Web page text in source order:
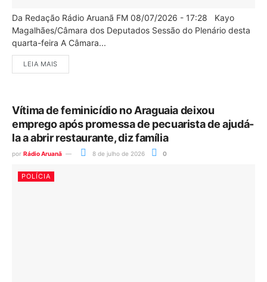
Da Redação Rádio Aruanã FM 08/07/2026 - 17:28 Kayo
Magalhães/Câmara dos Deputados Sessão do Plenário desta
quarta-feira A Câmara...
LEIA MAIS
Vítima de feminicídio no Araguaia deixou
emprego após promessa de pecuarista de ajudá-
la a abrir restaurante, diz família
por Rádio Aruanã 8 de julho de 2026 0
POLÍCIA